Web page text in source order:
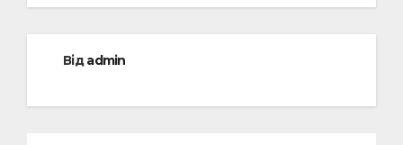
Відadmin